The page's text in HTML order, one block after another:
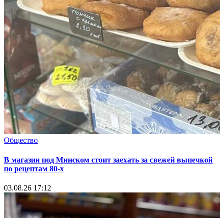
Общество
В магазин под Минском стоит заехать за свежей выпечкой
по рецептам 80-х
03.08.26 17:12